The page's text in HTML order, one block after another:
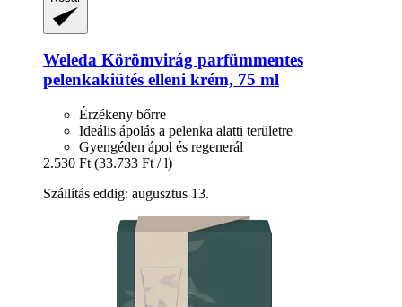
Weleda Körömvirág parfümmentes
pelenkakiütés elleni krém, 75 ml
Érzékeny bőrre
Ideális ápolás a pelenka alatti területre
Gyengéden ápol és regenerál
2.530 Ft (33.733 Ft / l)
Szállítás eddig: augusztus 13.